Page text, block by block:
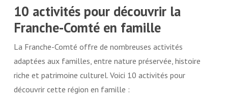
10 activités pour découvrir la
Franche-Comté en famille
La Franche-Comté offre de nombreuses activités
adaptées aux familles, entre nature préservée, histoire
riche et patrimoine culturel. Voici 10 activités pour
découvrir cette région en famille :